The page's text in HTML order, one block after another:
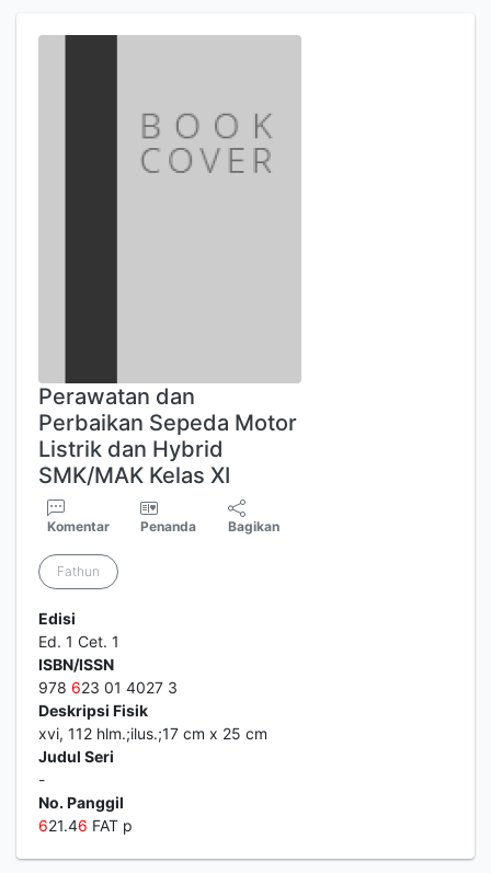
Perawatan dan
Perbaikan Sepeda Motor
Listrik dan Hybrid
SMK/MAK Kelas XI
Komentar Penanda Bagikan
Fathun
Edisi
Ed. 1 Cet. 1
ISBN/ISSN
978 623 01 4027 3
Deskripsi Fisik
xvi, 112 hlm.;ilus.;17 cm x 25 cm
Judul Seri
-
No. Panggil
621.46 FAT p